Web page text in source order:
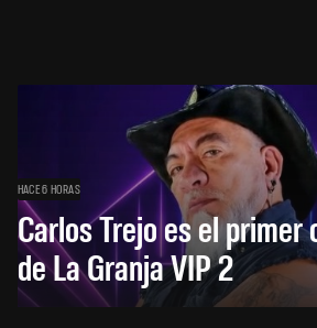
HACE 6 HORAS
Carlos Trejo es el primer
de La Granja VIP 2